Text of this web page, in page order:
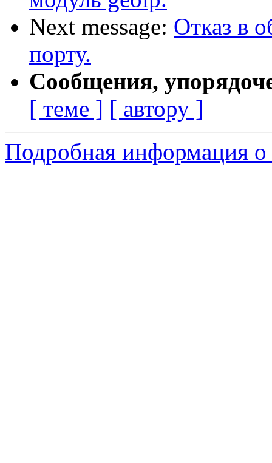
Next message: Отказ в
порту.
Сообщения,
[ теме ] [ автору ]
Подробная информация